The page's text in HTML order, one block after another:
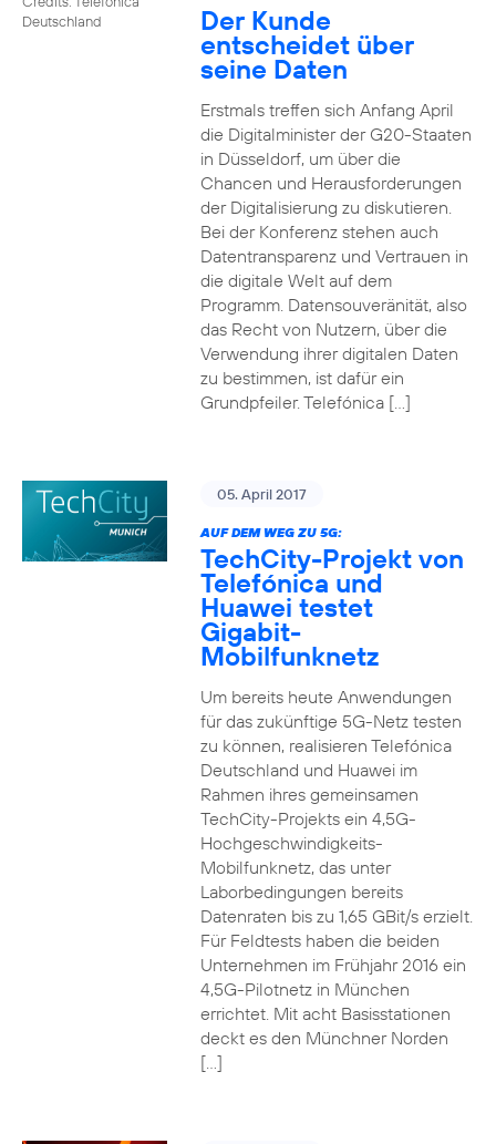
Deutschland
Der Kunde
entscheidet über
seine Daten
Erstmals treffen sich Anfang April
die Digitalminister der G20-Staaten
in Düsseldorf, um über die
Chancen und Herausforderungen
der Digitalisierung zu diskutieren.
Bei der Konferenz stehen auch
Datentransparenz und Vertrauen in
die digitale Welt auf dem
Programm. Datensouveränität, also
das Recht von Nutzern, über die
Verwendung ihrer digitalen Daten
zu bestimmen, ist dafür ein
Grundpfeiler. Telefónica […]
05. April 2017
AUF DEM WEG ZU 5G:
TechCity-Projekt von
Telefónica und
Huawei testet
Gigabit-
Mobilfunknetz
Um bereits heute Anwendungen
für das zukünftige 5G-Netz testen
zu können, realisieren Telefónica
Deutschland und Huawei im
Rahmen ihres gemeinsamen
TechCity-Projekts ein 4,5G-
Hochgeschwindigkeits-
Mobilfunknetz, das unter
Laborbedingungen bereits
Datenraten bis zu 1,65 GBit/s erzielt.
Für Feldtests haben die beiden
Unternehmen im Frühjahr 2016 ein
4,5G-Pilotnetz in München
errichtet. Mit acht Basisstationen
deckt es den Münchner Norden
[…]